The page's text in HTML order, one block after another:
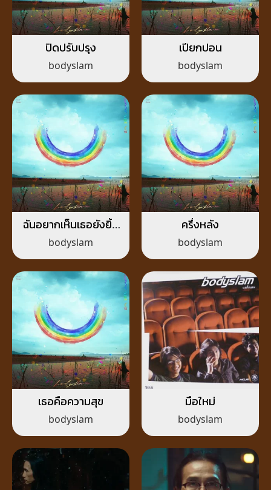
ปิดปรับปรุง
bodyslam
เปียกปอน
bodyslam
ฉันอยากเห็นเธอยังยิ้ม
ได้อยู่
bodyslam
ครึ่งหลัง
bodyslam
เธอคือความสุข
bodyslam
มือใหม่
bodyslam